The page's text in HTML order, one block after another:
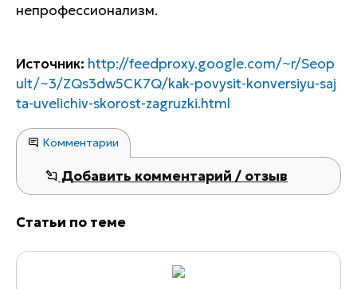
непрофессионализм.
Источник: http://feedproxy.google.com/~r/Seop
ult/~3/ZQs3dw5CK7Q/kak-povysit-konversiyu-saj
ta-uvelichiv-skorost-zagruzki.html
Комментарии
Добавить комментарий / отзыв
Статьи по теме